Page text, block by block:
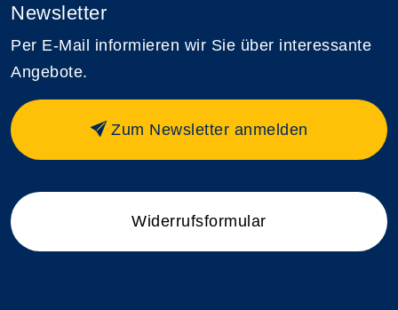
Newsletter
Per E-Mail informieren wir Sie über interessante
Angebote.
Zum Newsletter anmelden
Widerrufsformular